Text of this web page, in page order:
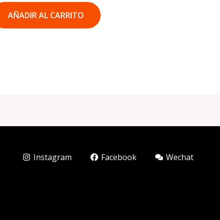
AÑADIR AL CARRITO
Instagram Facebook Wechat